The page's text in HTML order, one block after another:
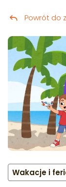
Przeskocz do treści
Wakacje i
Powrót do